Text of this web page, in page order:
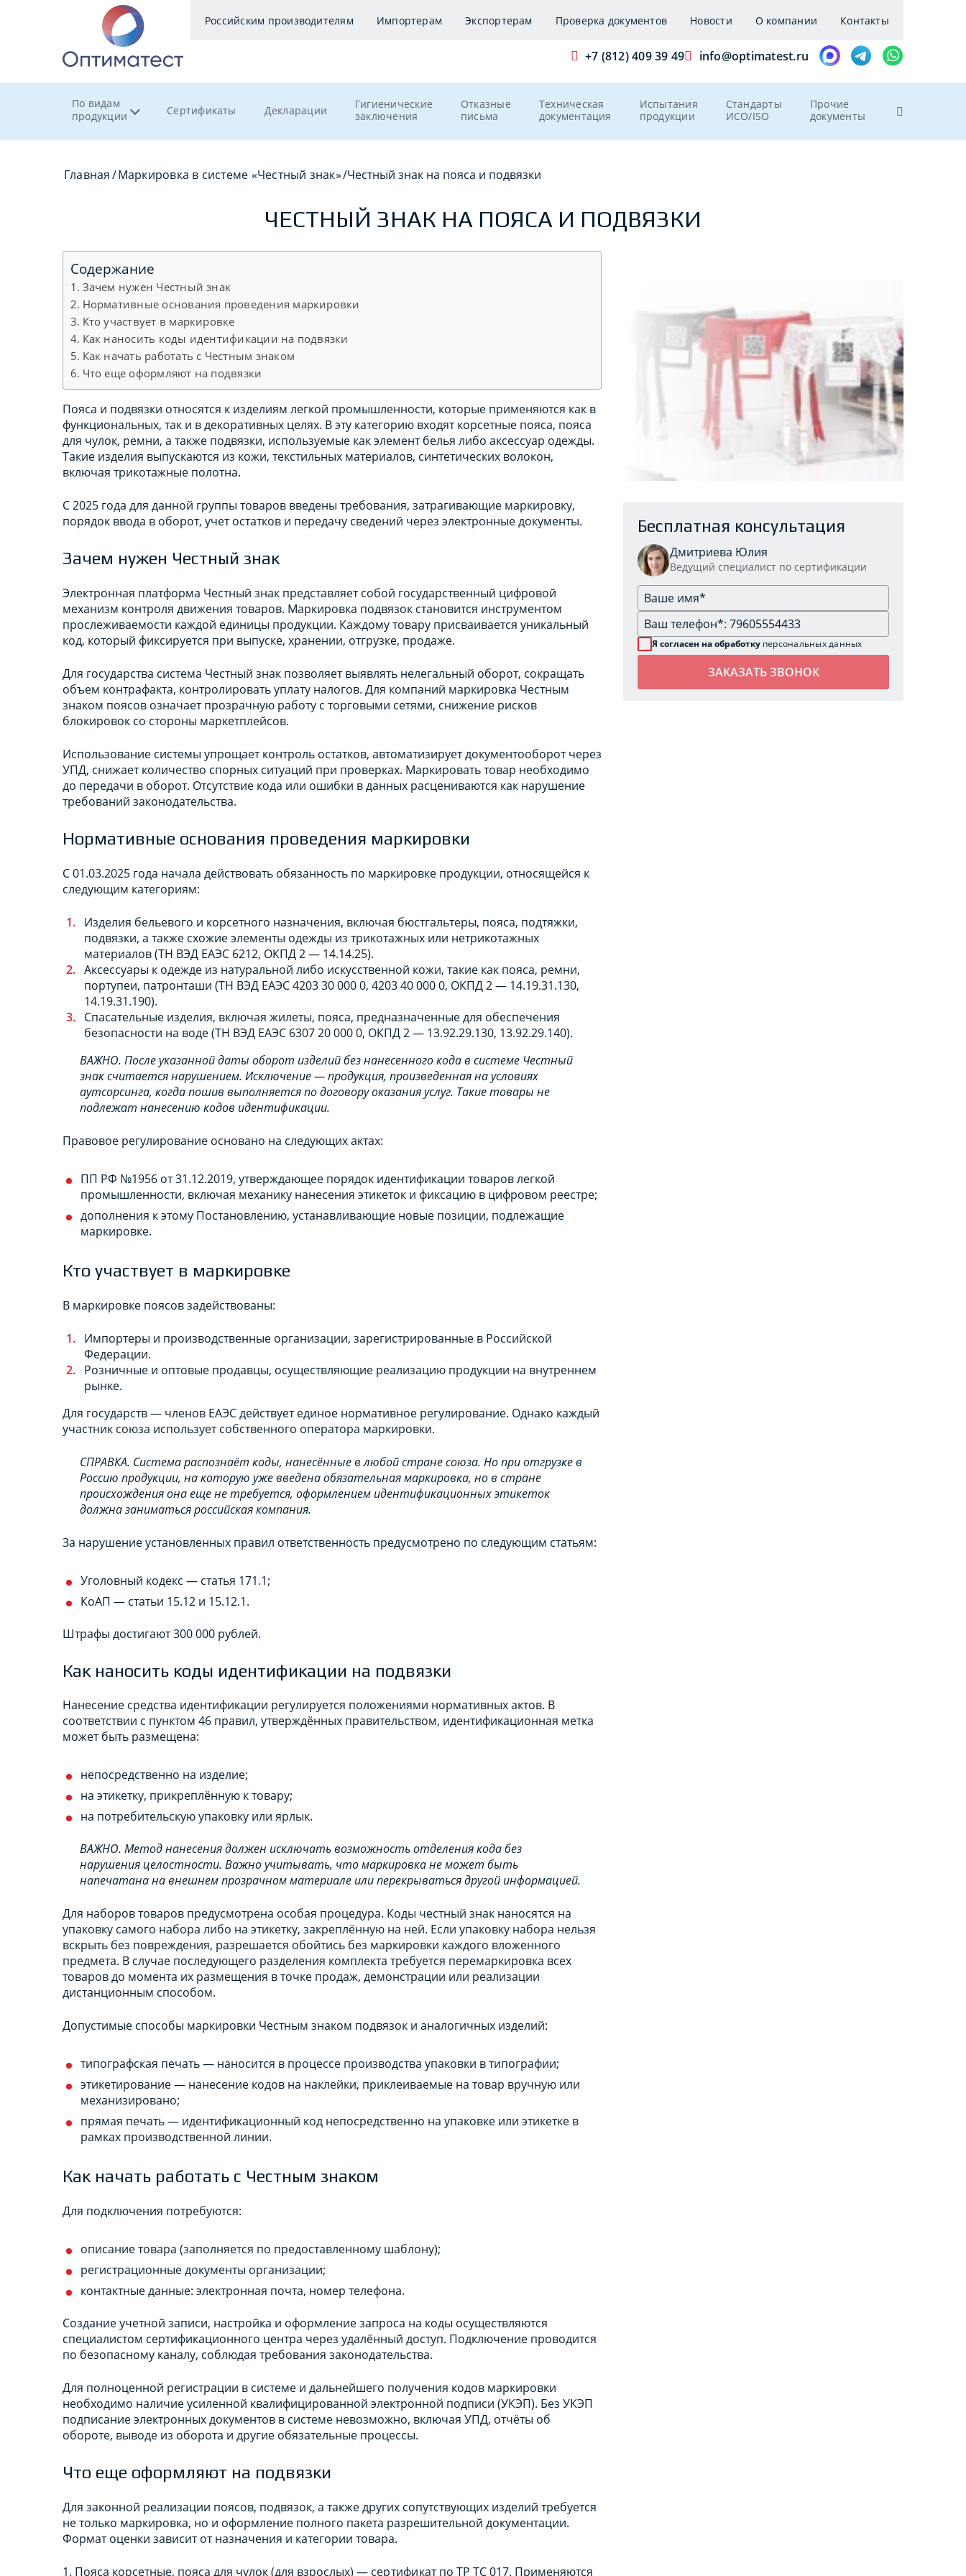
Российским производителям Импортерам Экспортерам Проверка документов Новости О компании Контакты
+7 (812) 409 39 49 info@optimatest.ru
По видам
продукции
Сертификаты Декларации
Гигиенические
заключения
Отказные
письма
Техническая
документация
Испытания
продукции
Стандарты
ИСО/ISO
Прочие
документы
Главная/Маркировка в системе «Честный знак»/Честный знак на пояса и подвязки
ЧЕСТНЫЙ ЗНАК НА ПОЯСА И ПОДВЯЗКИ
Содержание
Зачем нужен Честный знак
Нормативные основания проведения маркировки
Кто участвует в маркировке
Как наносить коды идентификации на подвязки
Как начать работать с Честным знаком
Что еще оформляют на подвязки
Пояса и подвязки относятся к изделиям легкой промышленности, которые применяются как в
функциональных, так и в декоративных целях. В эту категорию входят корсетные пояса, пояса
для чулок, ремни, а также подвязки, используемые как элемент белья либо аксессуар одежды.
Такие изделия выпускаются из кожи, текстильных материалов, синтетических волокон,
включая трикотажные полотна.
С 2025 года для данной группы товаров введены требования, затрагивающие маркировку,
порядок ввода в оборот, учет остатков и передачу сведений через электронные документы.
Зачем нужен Честный знак
Электронная платформа Честный знак представляет собой государственный цифровой
механизм контроля движения товаров. Маркировка подвязок становится инструментом
прослеживаемости каждой единицы продукции. Каждому товару присваивается уникальный
код, который фиксируется при выпуске, хранении, отгрузке, продаже.
Для государства система Честный знак позволяет выявлять нелегальный оборот, сокращать
объем контрафакта, контролировать уплату налогов. Для компаний маркировка Честным
знаком поясов означает прозрачную работу с торговыми сетями, снижение рисков
блокировок со стороны маркетплейсов.
Использование системы упрощает контроль остатков, автоматизирует документооборот через
УПД, снижает количество спорных ситуаций при проверках. Маркировать товар необходимо
до передачи в оборот. Отсутствие кода или ошибки в данных расцениваются как нарушение
требований законодательства.
Нормативные основания проведения маркировки
С 01.03.2025 года начала действовать обязанность по маркировке продукции, относящейся к
следующим категориям:
Изделия бельевого и корсетного назначения, включая бюстгальтеры, пояса, подтяжки,
подвязки, а также схожие элементы одежды из трикотажных или нетрикотажных
материалов (ТН ВЭД ЕАЭС 6212, ОКПД 2 — 14.14.25).
Аксессуары к одежде из натуральной либо искусственной кожи, такие как пояса, ремни,
портупеи, патронташи (ТН ВЭД ЕАЭС 4203 30 000 0, 4203 40 000 0, ОКПД 2 — 14.19.31.130,
14.19.31.190).
Спасательные изделия, включая жилеты, пояса, предназначенные для обеспечения
безопасности на воде (ТН ВЭД ЕАЭС 6307 20 000 0, ОКПД 2 — 13.92.29.130, 13.92.29.140).
ВАЖНО. После указанной даты оборот изделий без нанесенного кода в системе Честный
знак считается нарушением. Исключение — продукция, произведенная на условиях
аутсорсинга, когда пошив выполняется по договору оказания услуг. Такие товары не
подлежат нанесению кодов идентификации.
Правовое регулирование основано на следующих актах:
ПП РФ №1956 от 31.12.2019, утверждающее порядок идентификации товаров легкой
промышленности, включая механику нанесения этикеток и фиксацию в цифровом реестре;
дополнения к этому Постановлению, устанавливающие новые позиции, подлежащие
маркировке.
Кто участвует в маркировке
В маркировке поясов задействованы:
Импортеры и производственные организации, зарегистрированные в Российской
Федерации.
Розничные и оптовые продавцы, осуществляющие реализацию продукции на внутреннем
рынке.
Для государств — членов ЕАЭС действует единое нормативное регулирование. Однако каждый
участник союза использует собственного оператора маркировки.
СПРАВКА. Система распознаёт коды, нанесённые в любой стране союза. Но при отгрузке в
Россию продукции, на которую уже введена обязательная маркировка, но в стране
происхождения она еще не требуется, оформлением идентификационных этикеток
должна заниматься российская компания.
За нарушение установленных правил ответственность предусмотрено по следующим статьям:
Уголовный кодекс — статья 171.1;
КоАП — статьи 15.12 и 15.12.1.
Штрафы достигают 300 000 рублей.
Как наносить коды идентификации на подвязки
Нанесение средства идентификации регулируется положениями нормативных актов. В
соответствии с пунктом 46 правил, утверждённых правительством, идентификационная метка
может быть размещена:
непосредственно на изделие;
на этикетку, прикреплённую к товару;
на потребительскую упаковку или ярлык.
ВАЖНО. Метод нанесения должен исключать возможность отделения кода без
нарушения целостности. Важно учитывать, что маркировка не может быть
напечатана на внешнем прозрачном материале или перекрываться другой информацией.
Для наборов товаров предусмотрена особая процедура. Коды честный знак наносятся на
упаковку самого набора либо на этикетку, закреплённую на ней. Если упаковку набора нельзя
вскрыть без повреждения, разрешается обойтись без маркировки каждого вложенного
предмета. В случае последующего разделения комплекта требуется перемаркировка всех
товаров до момента их размещения в точке продаж, демонстрации или реализации
дистанционным способом.
Допустимые способы маркировки Честным знаком подвязок и аналогичных изделий:
типографская печать — наносится в процессе производства упаковки в типографии;
этикетирование — нанесение кодов на наклейки, приклеиваемые на товар вручную или
механизировано;
прямая печать — идентификационный код непосредственно на упаковке или этикетке в
рамках производственной линии.
Как начать работать с Честным знаком
Для подключения потребуются:
описание товара (заполняется по предоставленному шаблону);
регистрационные документы организации;
контактные данные: электронная почта, номер телефона.
Создание учетной записи, настройка и оформление запроса на коды осуществляются
специалистом сертификационного центра через удалённый доступ. Подключение проводится
по безопасному каналу, соблюдая требования законодательства.
Для полноценной регистрации в системе и дальнейшего получения кодов маркировки
необходимо наличие усиленной квалифицированной электронной подписи (УКЭП). Без УКЭП
подписание электронных документов в системе невозможно, включая УПД, отчёты об
обороте, выводе из оборота и другие обязательные процессы.
Что еще оформляют на подвязки
Для законной реализации поясов, подвязок, а также других сопутствующих изделий требуется
не только маркировка, но и оформление полного пакета разрешительной документации.
Формат оценки зависит от назначения и категории товара.
1. Пояса корсетные, пояса для чулок (для взрослых) — сертификатпо ТР ТС 017. Применяются
Бесплатная консультация
Дмитриева Юлия
Ведущий специалист по сертификации
Я согласен на обработку персональных данных